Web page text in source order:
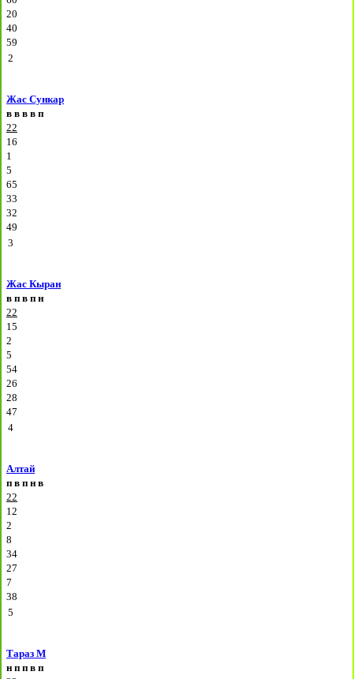
20
40
59
2
Жас Сункар
в в в в п
22
16
1
5
65
33
32
49
3
Жас Кыран
в п в п н
22
15
2
5
54
26
28
47
4
Алтай
п в п н в
22
12
2
8
34
27
7
38
5
Тараз М
н п п в п